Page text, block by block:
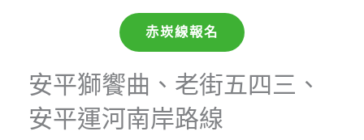
赤崁線報名
安平獅饗曲、老街五四三、
安平運河南岸路線